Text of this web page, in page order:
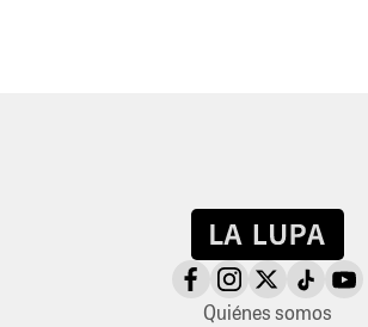
Quiénes somos